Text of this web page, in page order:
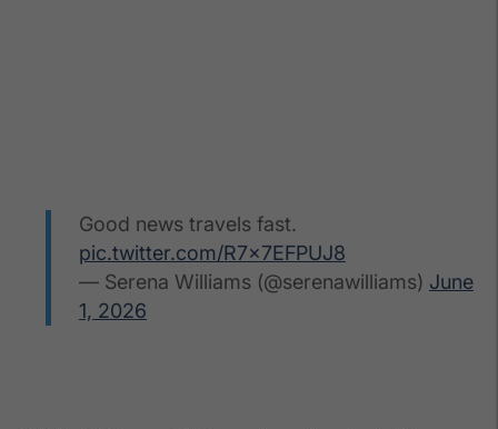
Good news travels fast.
pic.twitter.com/R7x7EFPUJ8
— Serena Williams (@serenawilliams) June
1, 2026